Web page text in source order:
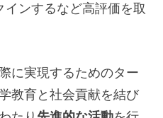
ンするなど高評価を取
に実現するためのター
教育と社会貢献を結び